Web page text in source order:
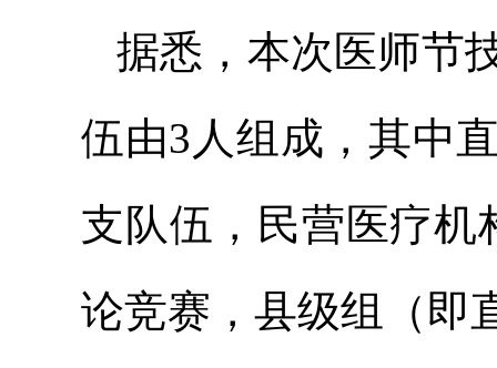
据悉，本次医师节
伍由3人组成，其中
支队伍，民营医疗机
论竞赛，县级组（即